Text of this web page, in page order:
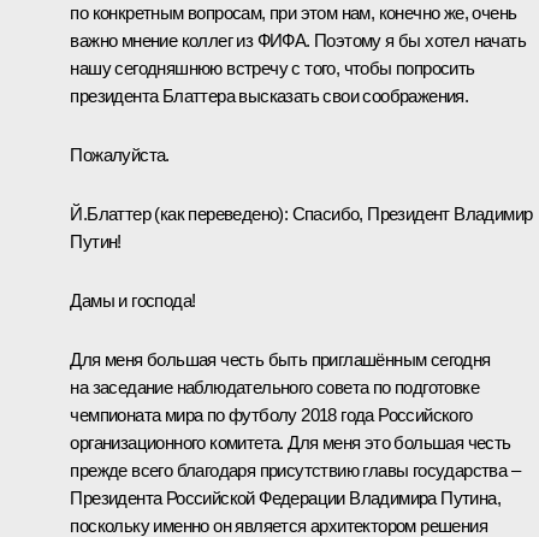
по конкретным вопросам, при этом нам, конечно же, очень
важно мнение коллег из ФИФА. Поэтому я бы хотел начать
нашу сегодняшнюю встречу с того, чтобы попросить
президента Блаттера высказать свои соображения.
Пожалуйста.
Й.Блаттер(как переведено): Спасибо, Президент Владимир
Путин!
Дамы и господа!
Для меня большая честь быть приглашённым сегодня
на заседание наблюдательного совета по подготовке
чемпионата мира по футболу 2018 года Российского
организационного комитета. Для меня это большая честь
прежде всего благодаря присутствию главы государства –
Президента Российской Федерации Владимира Путина,
поскольку именно он является архитектором решения